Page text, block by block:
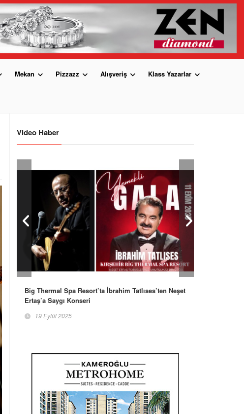
Mekan Pizzazz Alışveriş Klass Yazarlar
Video Haber
Big Thermal Spa Resort’ta İbrahim Tatlıses’ten Neşet
Ertaş’a Saygı Konseri
19 Eylül 2025